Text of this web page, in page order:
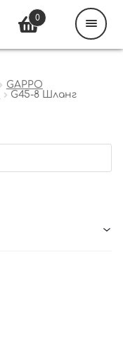
GAPPO
G45-8 Шланг
0